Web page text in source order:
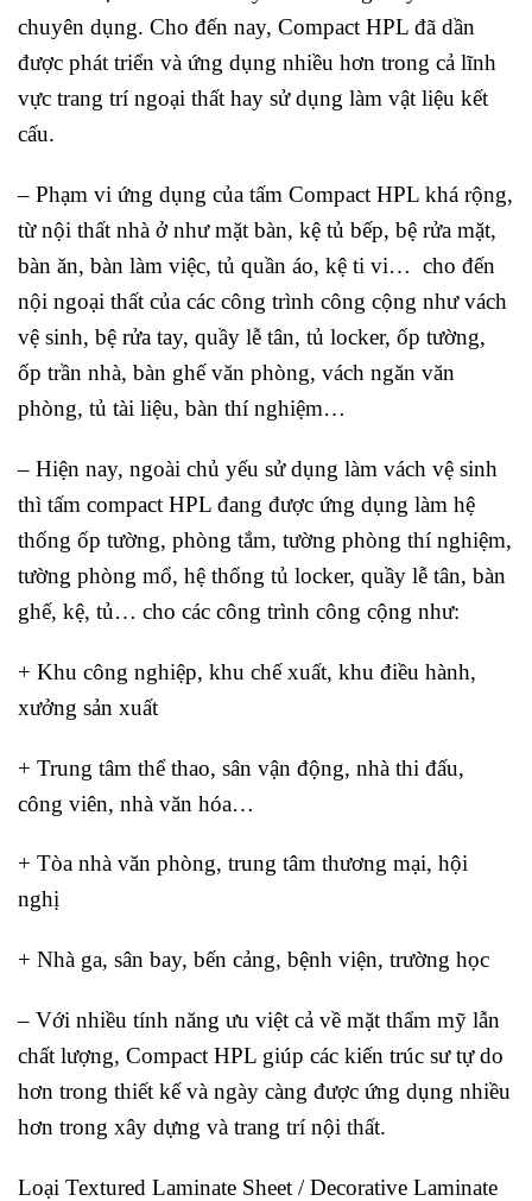
chuyên dụng. Cho đến nay, Compact HPL đã dần
được phát triển và ứng dụng nhiều hơn trong cả lĩnh
vực trang trí ngoại thất hay sử dụng làm vật liệu kết
cấu.
– Phạm vi ứng dụng của tấm Compact HPL khá rộng,
từ nội thất nhà ở như mặt bàn, kệ tủ bếp, bệ rửa mặt,
bàn ăn, bàn làm việc, tủ quần áo, kệ ti vi… cho đến
nội ngoại thất của các công trình công cộng như vách
vệ sinh, bệ rửa tay, quầy lễ tân, tủ locker, ốp tường,
ốp trần nhà, bàn ghế văn phòng, vách ngăn văn
phòng, tủ tài liệu, bàn thí nghiệm…
– Hiện nay, ngoài chủ yếu sử dụng làm vách vệ sinh
thì tấm compact HPL đang được ứng dụng làm hệ
thống ốp tường, phòng tắm, tường phòng thí nghiệm,
tường phòng mổ, hệ thống tủ locker, quầy lễ tân, bàn
ghế, kệ, tủ… cho các công trình công cộng như:
+ Khu công nghiệp, khu chế xuất, khu điều hành,
xưởng sản xuất
+ Trung tâm thể thao, sân vận động, nhà thi đấu,
công viên, nhà văn hóa…
+ Tòa nhà văn phòng, trung tâm thương mại, hội
nghị
+ Nhà ga, sân bay, bến cảng, bệnh viện, trường học
– Với nhiều tính năng ưu việt cả về mặt thẩm mỹ lẫn
chất lượng, Compact HPL giúp các kiến trúc sư tự do
hơn trong thiết kế và ngày càng được ứng dụng nhiều
hơn trong xây dựng và trang trí nội thất.
Loại Textured Laminate Sheet / Decorative Laminate